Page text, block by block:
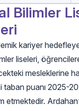
Bilimler
kariyer
liseleri,
mesleklerine
taban puanı 2025-